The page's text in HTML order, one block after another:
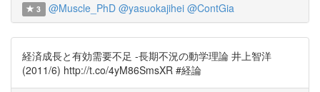
3 @Muscle_PhD @yasuokajihei @ContGia
経済成長と有効需要不足 -長期不況の動学理論 井上智洋
(2011/6) http://t.co/4yM86SmsXR #経論